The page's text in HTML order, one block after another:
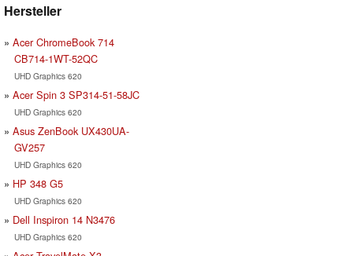
Hersteller
Acer ChromeBook 714
CB714-1WT-52QC
UHD Graphics 620
Acer Spin 3 SP314-51-58JC
UHD Graphics 620
Asus ZenBook UX430UA-
GV257
UHD Graphics 620
HP 348 G5
UHD Graphics 620
Dell Inspiron 14 N3476
UHD Graphics 620